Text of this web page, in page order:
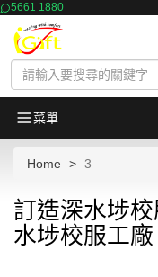
5661 1880
菜單
Home 3
訂造深水埗
水埗校服工廠